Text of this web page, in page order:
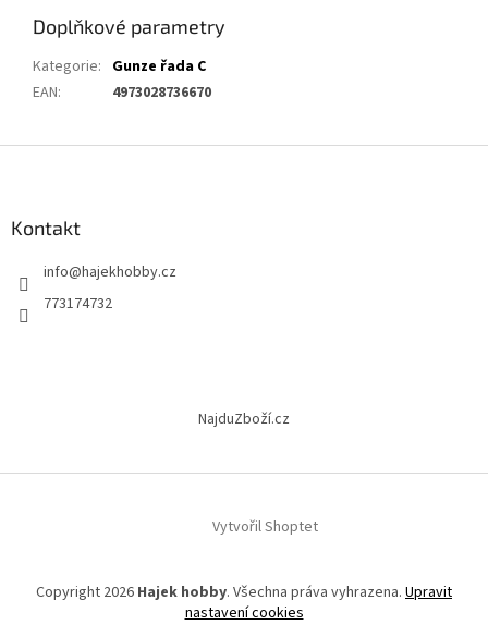
Doplňkové parametry
Kategorie: Gunze řada C
EAN: 4973028736670
Kontakt
info@hajekhobby.cz
773174732
NajduZboží.cz
Vytvořil Shoptet
Copyright 2026 Hajek hobby. Všechna práva vyhrazena. Upravit
nastavení cookies